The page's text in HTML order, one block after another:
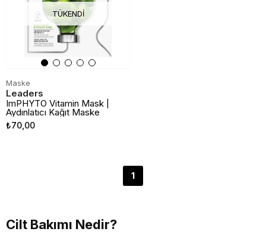
TÜKENDI
Maske
Leaders
ImPHYTO Vitamin Mask |
Aydınlatıcı Kağıt Maske
₺70,00
1
Cilt Bakımı Nedir?